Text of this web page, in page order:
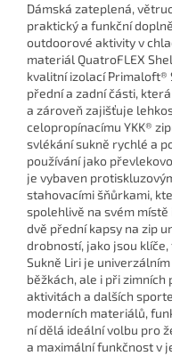
Dámská zateplená,
praktický a funkční
outdoorové aktivity v
materiál QuatroFLEX
kvalitní izolací Primaloft®
přední a zadní části,
a zároveň zajišťuje
celopropínacímu YKK®
svlékání sukně rychlé a
používání jako
je vybaven
stahovacími šňůrkami,
spolehlivě na svém
dvě přední kapsy na zip
drobností, jako jsou
Sukně Liri je
běžkách, ale i při
aktivitách a dalších
moderních materiálů,
ní dělá ideální volbu pro
a maximální funkčnost v